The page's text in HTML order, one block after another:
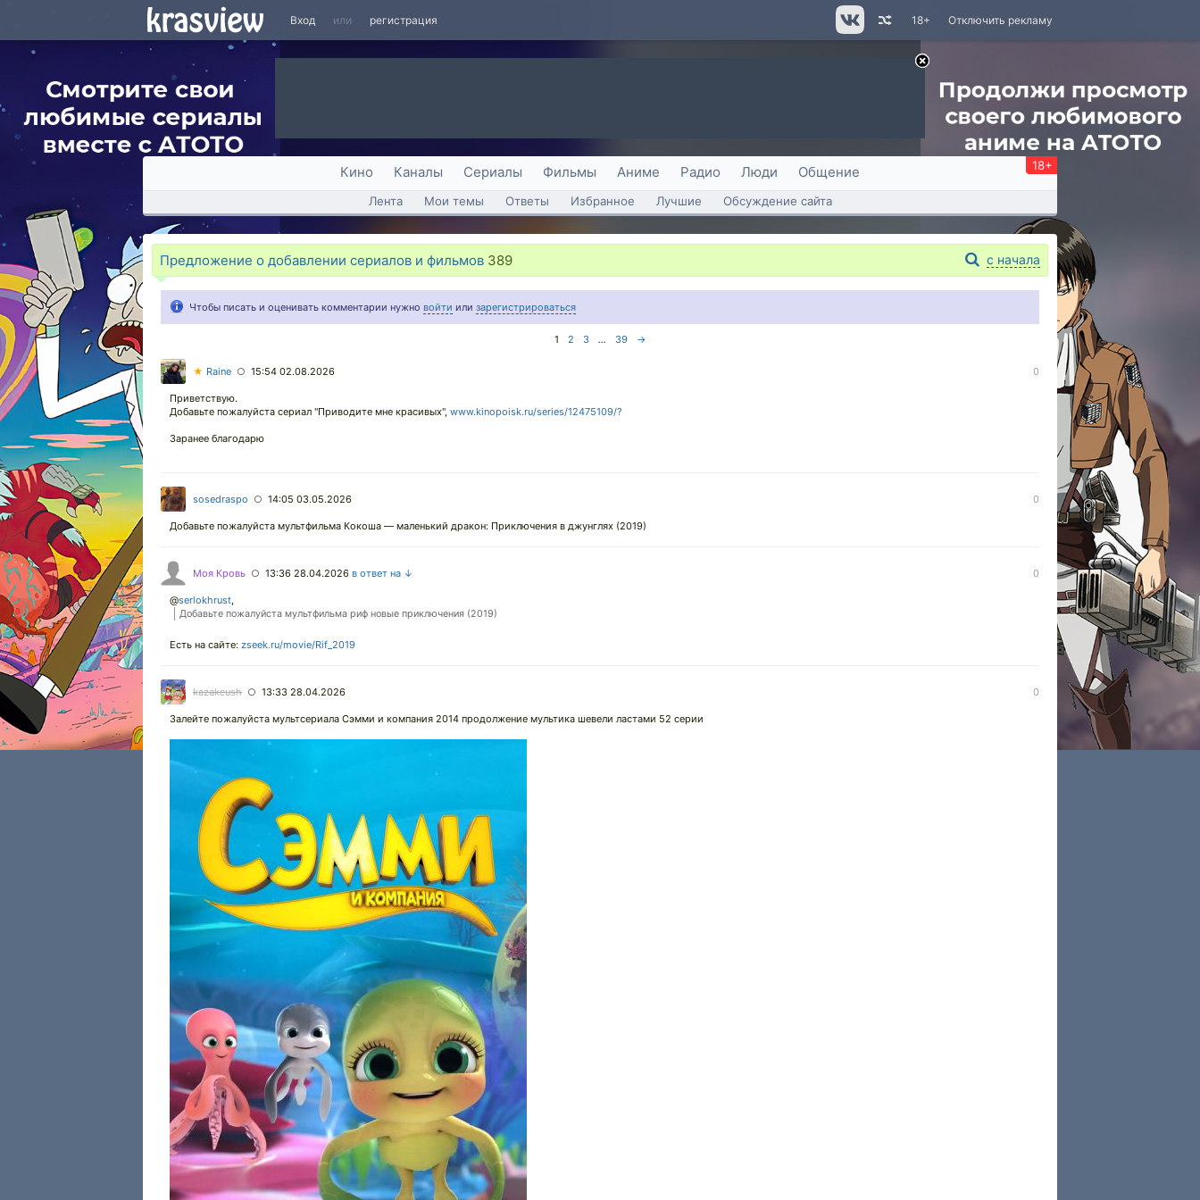
Вход или регистрация Отключить рекламу
18+
Кино Каналы Сериалы Фильмы Аниме Радио Люди Общение 18+
Лента Мои темы Ответы Избранное Лучшие Обсуждение сайта
Предложение о добавлении сериалов и фильмов 389 с начала
Чтобы писать и оценивать комментарии нужно войти или зарегистрироваться
1 2 3 ... 39 →
★ Raine ○ 15:54 02.08.2026 0
Приветствую.
Добавьте пожалуйста сериал "Приводите мне красивых", www.kinopoisk.ru/series/12475109/?
Заранее благодарю
sosedraspo ○ 14:05 03.05.2026 0
Добавьте пожалуйста мультфильма Кокоша — маленький дракон: Приключения в джунглях (2019)
Моя Кровь ○ 13:36 28.04.2026 в ответ на ↓ 0
@serlokhrust,
Добавьте пожалуйста мультфильма риф новые приключения (2019)
Есть на сайте: zseek.ru/movie/Rif_2019
kazakcush ○ 13:33 28.04.2026 0
Залейте пожалуйста мультсериала Сэмми и компания 2014 продолжение мультика шевели ластами 52 серии